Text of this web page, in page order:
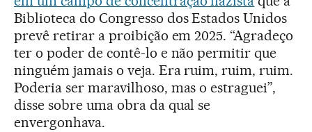
Biblioteca do Congresso dos Estados Unidos
prevê retirar a proibição em 2025. “Agradeço
ter o poder de contê-lo e não permitir que
ninguém jamais o veja. Era ruim, ruim, ruim.
Poderia ser maravilhoso, mas o estraguei”,
disse sobre uma obra da qual se
envergonhava.